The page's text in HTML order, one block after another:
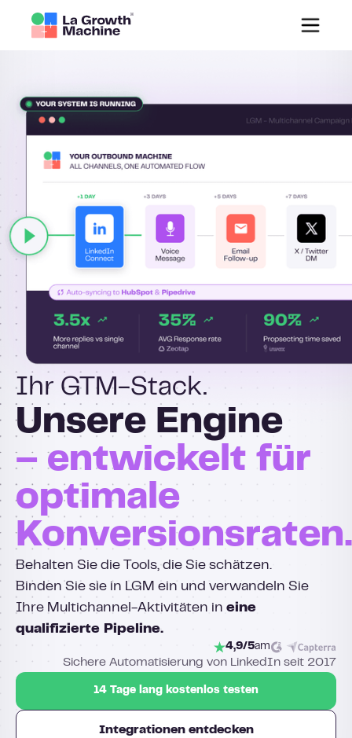
Ihr GTM-Stack.
Unsere Engine
– entwickelt für
optimale
Konversionsraten.
Behalten Sie die Tools, die Sie schätzen.
Binden Sie sie in LGM ein und verwandeln Sie
Ihre Multichannel-Aktivitäten in eine
qualifizierte Pipeline.
4,9/5am
Sichere Automatisierung von LinkedIn seit 2017
14 Tage lang kostenlos testen
Integrationen entdecken